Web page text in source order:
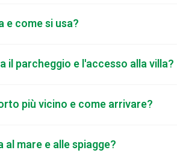
e come si usa?
il parcheggio e l'accesso alla villa?
più vicino e come arrivare?
al mare e alle spiagge?